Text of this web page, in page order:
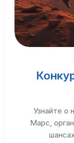
Узнайте о
Марс,